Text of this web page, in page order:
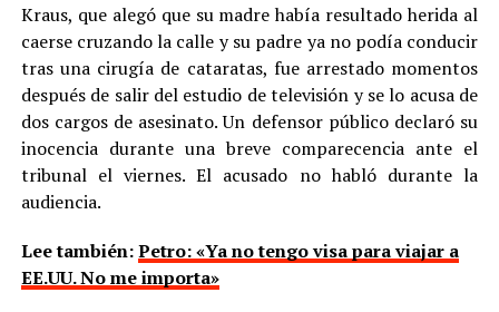
Kraus, que alegó que su madre había resultado herida al
caerse cruzando la calle y su padre ya no podía conducir
tras una cirugía de cataratas, fue arrestado momentos
después de salir del estudio de televisión y se lo acusa de
dos cargos de asesinato. Un defensor público declaró su
inocencia durante una breve comparecencia ante el
tribunal el viernes. El acusado no habló durante la
audiencia.
Lee también:Petro: «Ya no tengo visa para viajar a
EE.UU. No me importa»